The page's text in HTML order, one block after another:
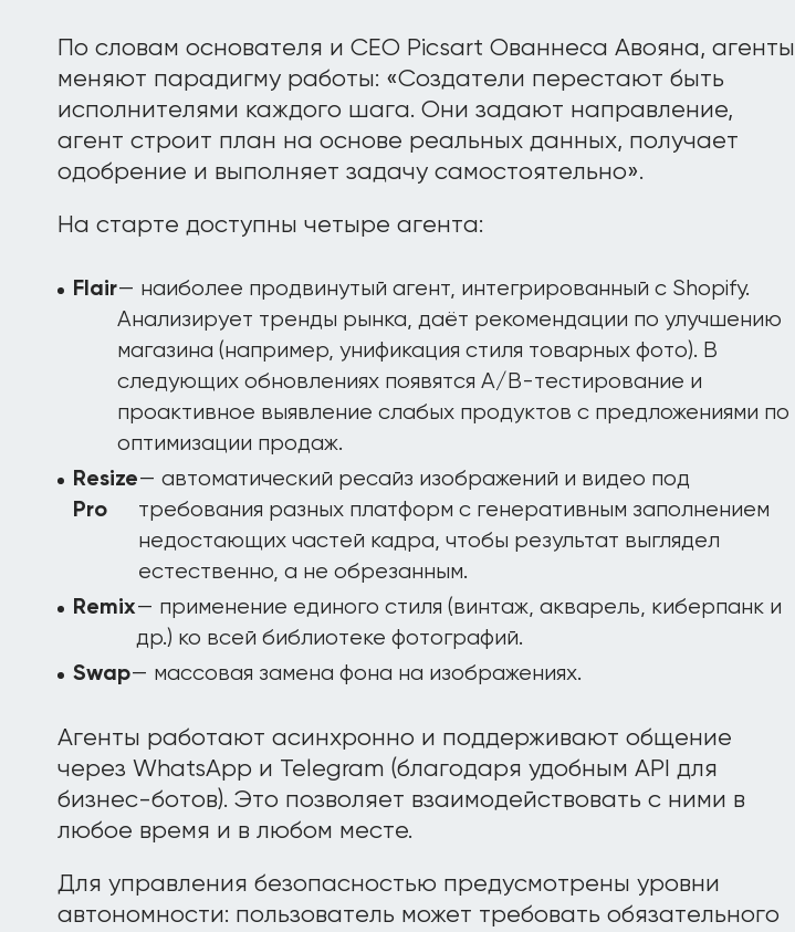
По словам основателя и CEO Picsart Ованнеса Авояна, агенты
меняют парадигму работы: «Создатели перестают быть
исполнителями каждого шага. Они задают направление,
агент строит план на основе реальных данных, получает
одобрение и выполняет задачу самостоятельно».
На старте доступны четыре агента:
Flair— наиболее продвинутый агент, интегрированный с Shopify.
Анализирует тренды рынка, даёт рекомендации по улучшению
магазина (например, унификация стиля товарных фото). В
следующих обновлениях появятся A/B-тестирование и
проактивное выявление слабых продуктов с предложениями по
оптимизации продаж.
Resize
Pro
— автоматический ресайз изображений и видео под
требования разных платформ с генеративным заполнением
недостающих частей кадра, чтобы результат выглядел
естественно, а не обрезанным.
Remix— применение единого стиля (винтаж, акварель, киберпанк и
др.) ко всей библиотеке фотографий.
Swap— массовая замена фона на изображениях.
Агенты работают асинхронно и поддерживают общение
через WhatsApp и Telegram (благодаря удобным API для
бизнес-ботов). Это позволяет взаимодействовать с ними в
любое время и в любом месте.
Для управления безопасностью предусмотрены уровни
автономности: пользователь может требовать обязательного